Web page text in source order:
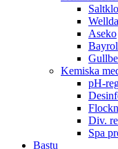
Aseko
Bayrol
Kemiska
pH-
Div.
Spa
Bastu